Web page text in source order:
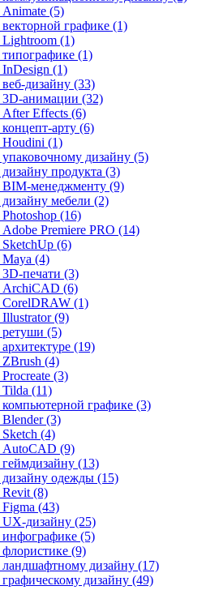
(5)
графике (1)
(1)
(1)
(1)
(33)
(32)
Effects (6)
(6)
(1)
дизайну (5)
продукта (3)
(9)
мебели (2)
(16)
Premiere PRO (14)
(6)
(4)
печати (3)
(6)
(1)
(9)
(5)
(19)
(4)
(3)
(11)
графике (3)
(3)
(4)
(9)
(13)
одежды (15)
(8)
(43)
(25)
(5)
(9)
дизайну (17)
дизайну (49)